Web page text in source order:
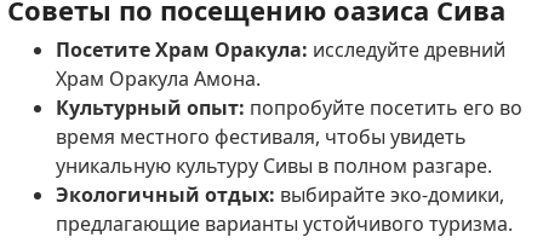
Советы по посещению оазиса Сива
Посетите Храм Оракула: исследуйте древний
Храм Оракула Амона.
Культурный опыт: попробуйте посетить его во
время местного фестиваля, чтобы увидеть
уникальную культуру Сивы в полном разгаре.
Экологичный отдых: выбирайте эко-домики,
предлагающие варианты устойчивого туризма.